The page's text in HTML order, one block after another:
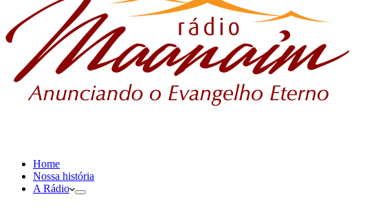
Home
Nossa história
A Rádio